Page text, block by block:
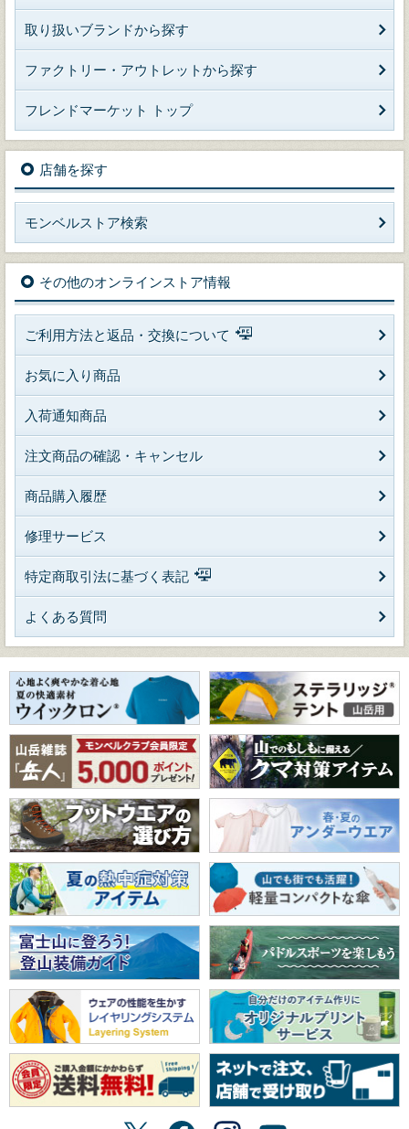
取り扱いブランドから探す
ファクトリー・アウトレットから探す
フレンドマーケット トップ
店舗を探す
モンベルストア検索
その他のオンラインストア情報
ご利用方法と返品・交換について
お気に入り商品
入荷通知商品
注文商品の確認・キャンセル
商品購入履歴
修理サービス
特定商取引法に基づく表記
よくある質問